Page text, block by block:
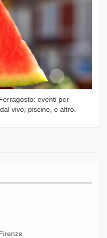
eventi per
vivo, piscine, e altro.